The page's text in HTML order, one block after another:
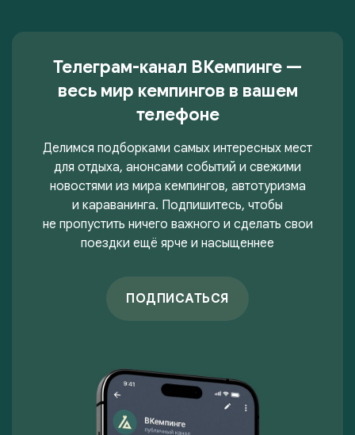
Телеграм-канал ВКемпинге —
весь мир кемпингов в вашем
телефоне
Делимся подборками самых интересных мест
для отдыха, анонсами событий и свежими
новостями из мира кемпингов, автотуризма
и караванинга. Подпишитесь, чтобы
не пропустить ничего важного и сделать свои
поездки ещё ярче и насыщеннее
ПОДПИСАТЬСЯ